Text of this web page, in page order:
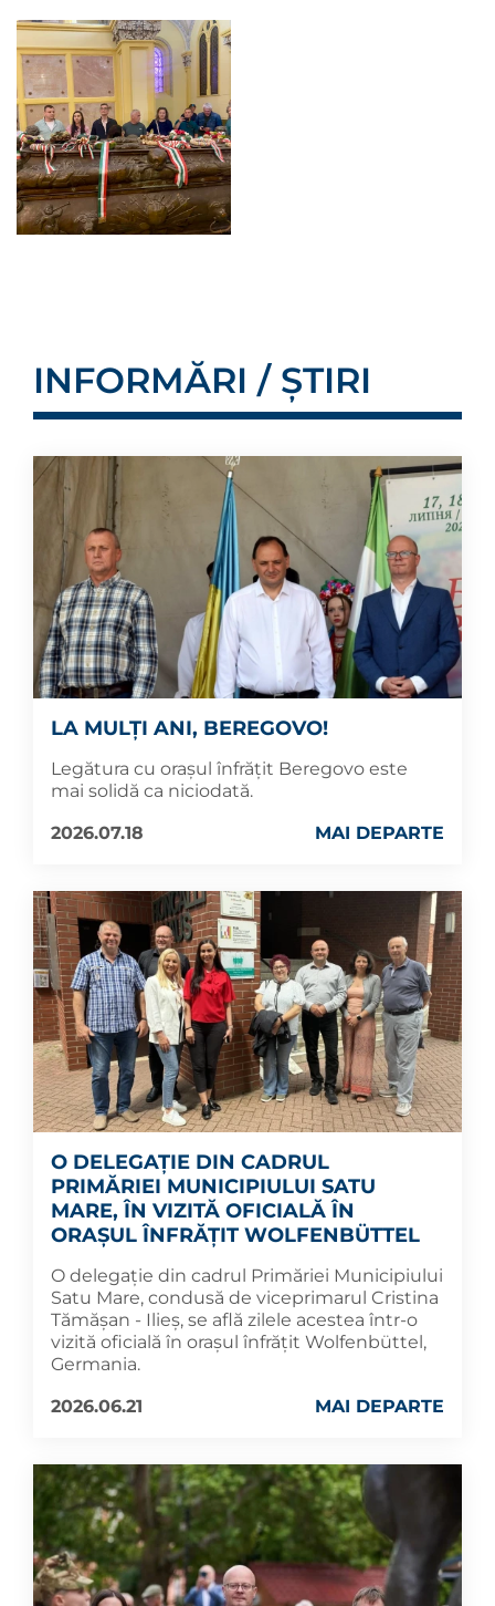
INFORMĂRI / ȘTIRI
LA MULȚI ANI, BEREGOVO!
Legătura cu orașul înfrățit Beregovo este
mai solidă ca niciodată.
2026.07.18
MAI DEPARTE
O DELEGAȚIE DIN CADRUL
PRIMĂRIEI MUNICIPIULUI SATU
MARE, ÎN VIZITĂ OFICIALĂ ÎN
ORAȘUL ÎNFRĂȚIT WOLFENBÜTTEL
O delegație din cadrul Primăriei Municipiului
Satu Mare, condusă de viceprimarul Cristina
Tămășan - Ilieș, se află zilele acestea într-o
vizită oficială în orașul înfrățit Wolfenbüttel,
Germania.
2026.06.21
MAI DEPARTE